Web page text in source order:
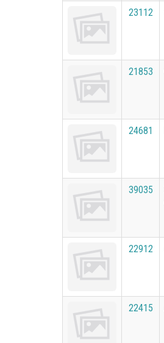
23112
21853
24681
39035
22912
22415